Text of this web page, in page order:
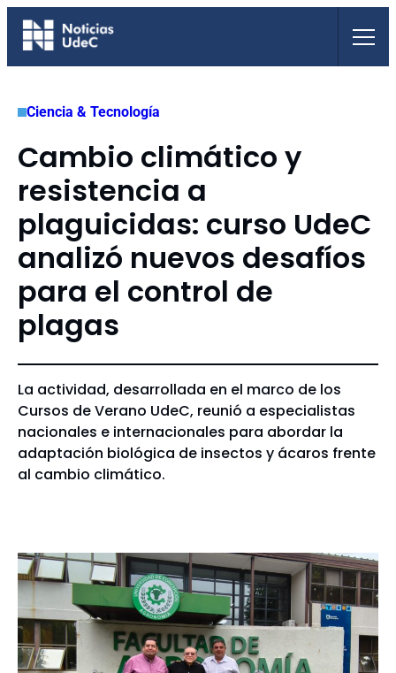
Saltar
Ciencia & Tecnología
Cambio climático y
resistencia a
plaguicidas: curso UdeC
analizó nuevos desafíos
para el control de
plagas
La actividad, desarrollada en el marco de los
Cursos de Verano UdeC, reunió a especialistas
nacionales e internacionales para abordar la
adaptación biológica de insectos y ácaros frente
al cambio climático.